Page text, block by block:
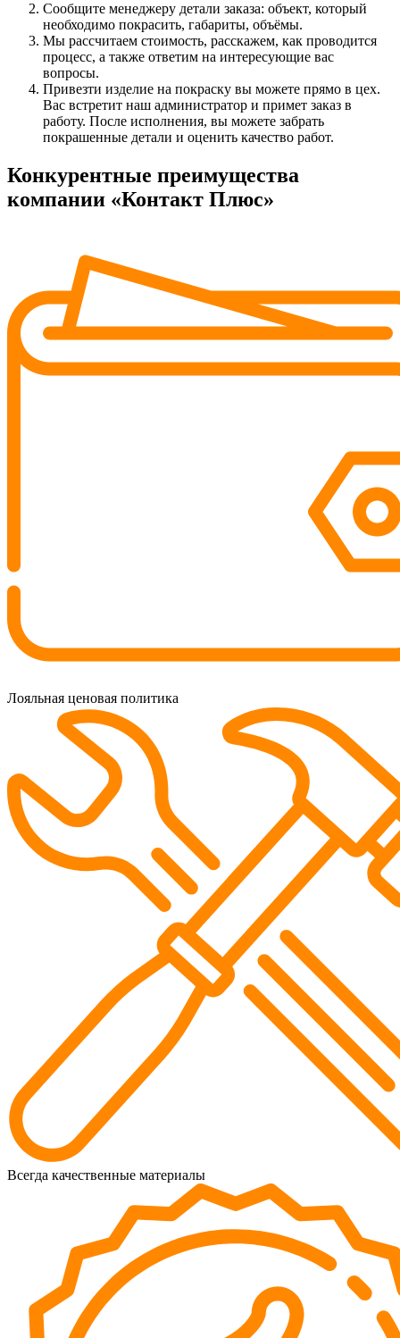
Сообщите менеджеру детали заказа: объект, который
необходимо покрасить, габариты, объёмы.
Мы рассчитаем стоимость, расскажем, как проводится
процесс, а также ответим на интересующие вас
вопросы.
Привезти изделие на покраску вы можете прямо в цех.
Вас встретит наш администратор и примет заказ в
работу. После исполнения, вы можете забрать
покрашенные детали и оценить качество работ.
Конкурентные преимущества
компании «Контакт Плюс»
Лояльная ценовая политика
Всегда качественные материалы